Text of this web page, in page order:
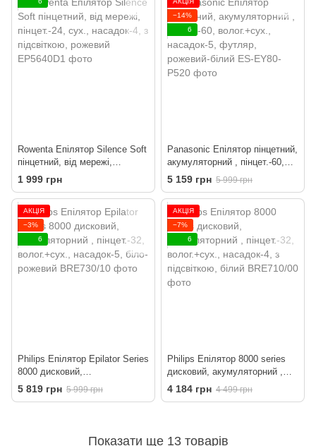
Rowenta Епілятор Silence Soft
пінцетний, від мережі,
пінцет.-24, сух., насадок-4, з
підсвіткою, рожевий
1 999 грн
−14%
6
Panasonic Епілятор пінцетний,
акумуляторний , пінцет.-60,
волог.+сух., насадок-5,
футляр, рожевий-білий
5 159 грн 5 999 грн
АКЦІЯ
−3%
6
Philips Епілятор Epilator Series
8000 дисковий,
акумуляторний , пінцет.-32,
волог.+сух., насадок-5, біло-
5 819 грн 5 999 грн
АКЦІЯ
−7%
6
Philips Епілятор 8000 series
дисковий, акумуляторний ,
пінцет.-32, волог.+сух.,
насадок-4, з підсвіткою, білий
4 184 грн 4 499 грн
Показати ще 13 товарів